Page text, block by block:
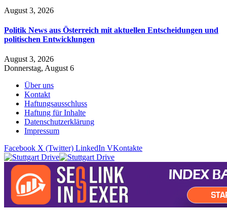
August 3, 2026
Politik News aus Österreich mit aktuellen Entscheidungen und
politischen Entwicklungen
August 3, 2026
Donnerstag, August 6
Über uns
Kontakt
Haftungsausschluss
Haftung für Inhalte
Datenschutzerklärung
Impressum
Facebook X (Twitter) LinkedIn VKontakte